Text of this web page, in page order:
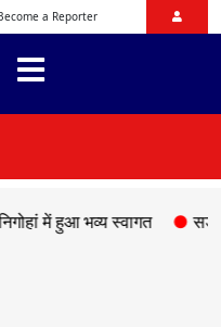
a Reporter
भव्य स्वागत ●सड़क हादसे में